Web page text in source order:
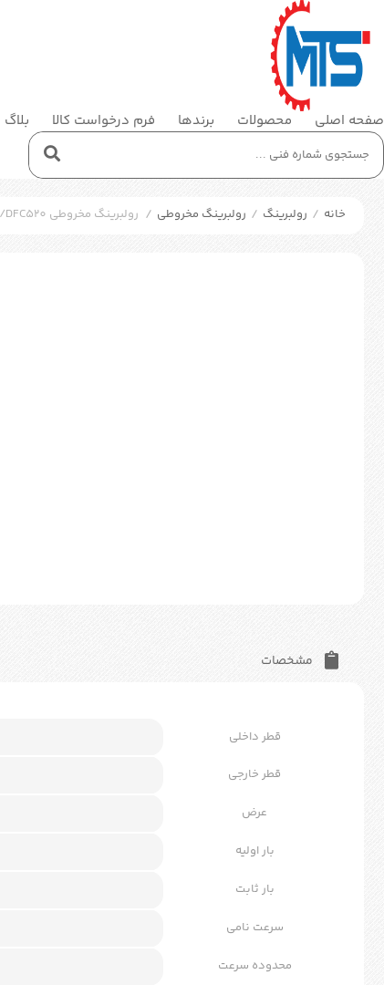
صفحه اصلی محصولات برندها فرم درخواست کالا بلاگ
خانه / رولبرینگ / رولبرینگ مخروطی / رولبرینگ مخروطی SKF 32244/DFC520
مشخصات
قطر داخلی
قطر خارجی
عرض
بار اولیه
بار ثابت
سرعت نامی
محدوده سرعت